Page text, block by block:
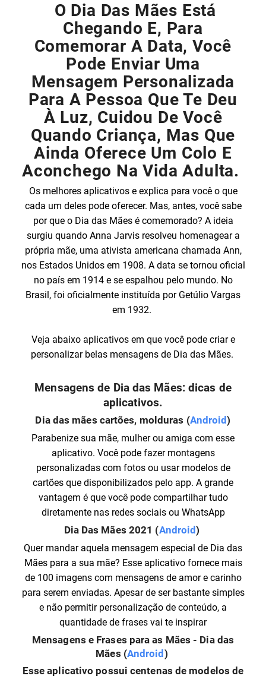
O Dia Das Mães Está
Chegando E, Para
Comemorar A Data, Você
Pode Enviar Uma
Mensagem Personalizada
Para A Pessoa Que Te Deu
À Luz, Cuidou De Você
Quando Criança, Mas Que
Ainda Oferece Um Colo E
Aconchego Na Vida Adulta.
Os melhores aplicativos e explica para você o que
cada um deles pode oferecer. Mas, antes, você sabe
por que o Dia das Mães é comemorado? A ideia
surgiu quando Anna Jarvis resolveu homenagear a
própria mãe, uma ativista americana chamada Ann,
nos Estados Unidos em 1908. A data se tornou oficial
no país em 1914 e se espalhou pelo mundo. No
Brasil, foi oficialmente instituída por Getúlio Vargas
em 1932.
Veja abaixo aplicativos em que você pode criar e
personalizar belas mensagens de Dia das Mães.
Mensagens de Dia das Mães: dicas de
aplicativos.
Dia das mães cartões, molduras (Android)
Parabenize sua mãe, mulher ou amiga com esse
aplicativo. Você pode fazer montagens
personalizadas com fotos ou usar modelos de
cartões que disponibilizados pelo app. A grande
vantagem é que você pode compartilhar tudo
diretamente nas redes sociais ou WhatsApp
Dia Das Mães 2021 (Android)
Quer mandar aquela mensagem especial de Dia das
Mães para a sua mãe? Esse aplicativo fornece mais
de 100 imagens com mensagens de amor e carinho
para serem enviadas. Apesar de ser bastante simples
e não permitir personalização de conteúdo, a
quantidade de frases vai te inspirar
Mensagens e Frases para as Mães - Dia das
Mães (Android )
Esse aplicativo possui centenas de modelos de